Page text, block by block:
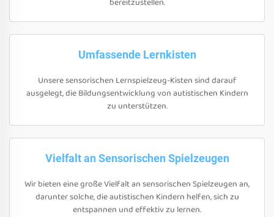
Umfassende Lernkisten
Unsere sensorischen Lernspielzeug-Kisten sind darauf
ausgelegt, die Bildungsentwicklung von autistischen Kindern
zu unterstützen.
Vielfalt an Sensorischen Spielzeugen
Wir bieten eine große Vielfalt an sensorischen Spielzeugen an,
darunter solche, die autistischen Kindern helfen, sich zu
entspannen und effektiv zu lernen.